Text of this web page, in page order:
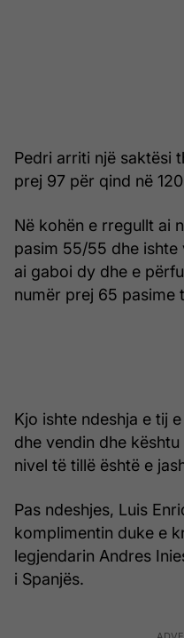
Pedri arriti një saktësi
prej 97 për qind në
Në kohën e rregullt ai
pasim 55/55 dhe ishte
ai gaboi dy dhe e
numër prej 65 pasime
Kjo ishte ndeshja e tij
dhe vendin dhe
nivel të tillë është e
Pas ndeshjes, Luis
komplimentin duke e
legjendarin Andres
i Spanjës.